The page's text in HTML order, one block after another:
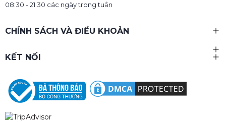
08:30 - 21:30 các ngày trong tuần
CHÍNH SÁCH VÀ ĐIỀU KHOẢN
KẾT NỐI